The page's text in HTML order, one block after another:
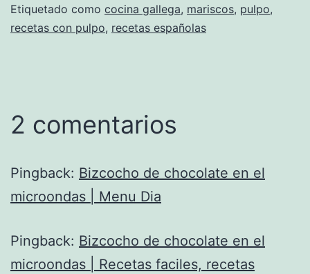
Etiquetado como cocina gallega, mariscos, pulpo,
recetas con pulpo, recetas españolas
2 comentarios
Pingback: Bizcocho de chocolate en el
microondas | Menu Dia
Pingback: Bizcocho de chocolate en el
microondas | Recetas faciles, recetas